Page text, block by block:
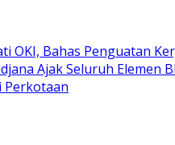
OKI, Bahas Penguatan
Ajak Seluruh Elemen
Perkotaan